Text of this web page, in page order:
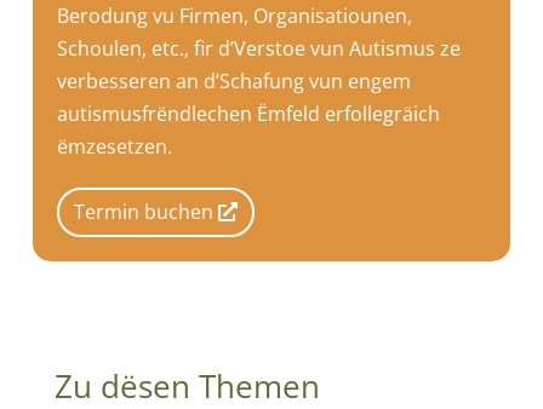
Berodung vu Firmen, Organisatiounen,
Schoulen, etc., fir d’Verstoe vun Autismus ze
verbesseren an d’Schafung vun engem
autismusfrëndlechen Ëmfeld erfollegräich
ëmzesetzen.
Termin buchen
Zu dësen Themen